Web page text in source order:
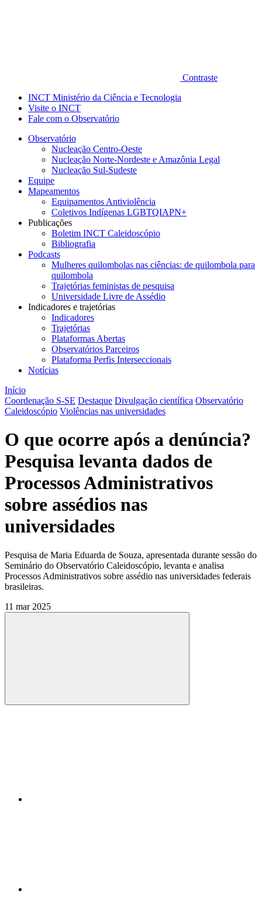
Contraste
INCT Ministério da Ciência e Tecnologia
Visite o INCT
Fale com o Observatório
Observatório
Nucleação Centro-Oeste
Nucleação Norte-Nordeste e Amazônia Legal
Nucleação Sul-Sudeste
Equipe
Mapeamentos
Equipamentos Antiviolência
Coletivos Indígenas LGBTQIAPN+
Publicações
Boletim INCT Caleidoscópio
Bibliografia
Podcasts
Mulheres quilombolas nas ciências: de quilombola para
quilombola
Trajetórias feministas de pesquisa
Universidade Livre de Assédio
Indicadores e trajetórias
Indicadores
Trajetórias
Plataformas Abertas
Observatórios Parceiros
Plataforma Perfis Interseccionais
Notícias
Início
Coordenação S-SE Destaque Divulgação científica Observatório
Caleidoscópio Violências nas universidades
O que ocorre após a denúncia?
Pesquisa levanta dados de
Processos Administrativos
sobre assédios nas
universidades
Pesquisa de Maria Eduarda de Souza, apresentada durante sessão do
Seminário do Observatório Caleidoscópio, levanta e analisa
Processos Administrativos sobre assédio nas universidades federais
brasileiras.
11 mar 2025
Compartilhar